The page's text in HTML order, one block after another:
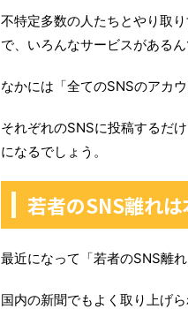
不特定多数の人たちとやり取
で、いろんなサービスがあるん
なかには「全てのSNSのアカ
それぞれのSNSに投稿するだ
になるでしょう。
若者のSNS離れ
最近になって「若者のSNS離
国内の新聞でもよく取り上げ